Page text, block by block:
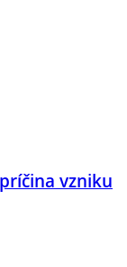
vzniku